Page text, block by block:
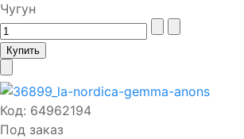
Чугун
Код: 64962194
Под заказ